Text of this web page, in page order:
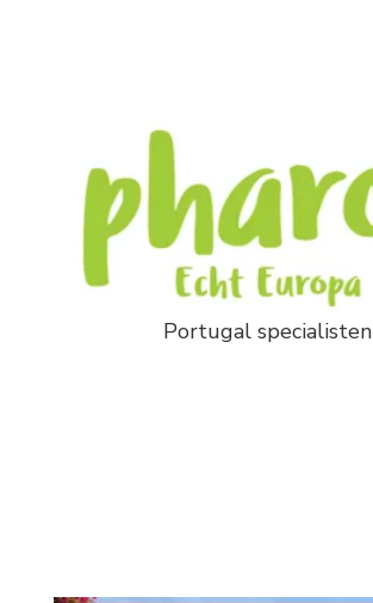
Portugal specialisten